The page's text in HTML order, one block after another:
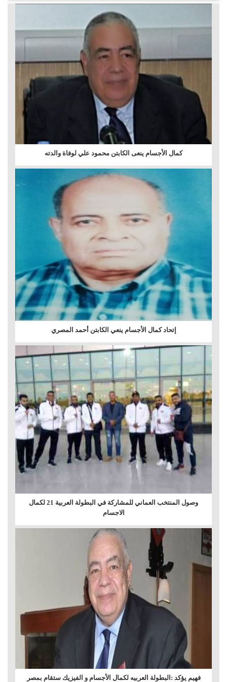
كمال الأجسام ينعى الكابتن محمود علي لوفاة والدته
إتحاد كمال الأجسام ينعي الكابتن أحمد المصري
وصول المنتخب العماني للمشاركة في البطولة العربية 21 لكمال
الاجسام
فهيم يؤكد :البطولة العربيه لكمال الأجسام و الفيزيك ستقام بمصر